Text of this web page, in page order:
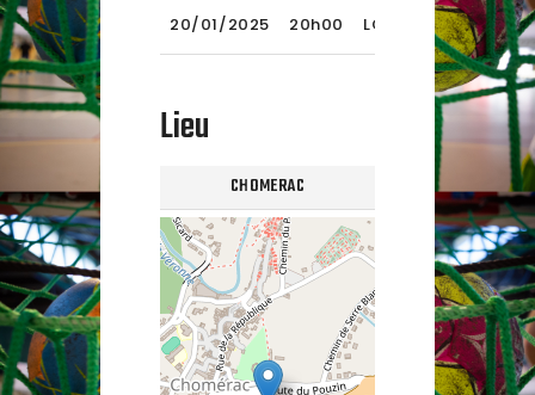
20/01/2025 20h00 LOISIR
2024-
2025
Lieu
CHOMERAC